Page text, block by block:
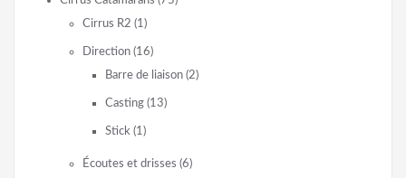
Cirrus R2 (1)
Direction (16)
Barre de liaison (2)
Casting (13)
Stick (1)
Écoutes et drisses (6)